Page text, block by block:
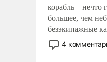
корабль – нечто
большее, чем
безэкипажные
применение
стало
4